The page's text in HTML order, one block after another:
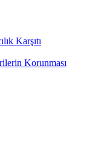
Karşıtı
Korunması